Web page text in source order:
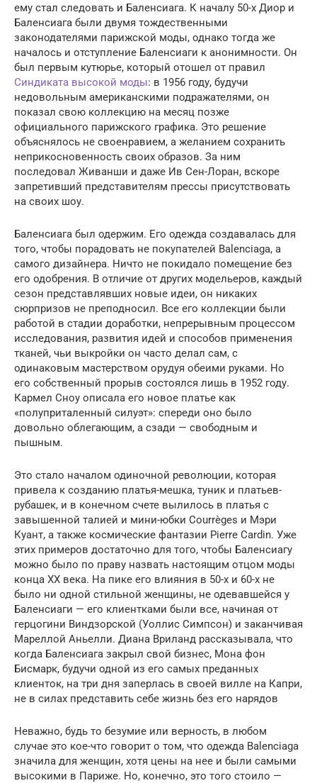
ему стал следовать и Баленсиага. К началу 50-х Диор и
Баленсиага были двумя тождественными
законодателями парижской моды, однако тогда же
началось и отступление Баленсиаги к анонимности. Он
был первым кутюрье, который отошел от правил
Синдиката высокой моды: в 1956 году, будучи
недовольным американскими подражателями, он
показал свою коллекцию на месяц позже
официального парижского графика. Это решение
объяснялось не своенравием, а желанием сохранить
неприкосновенность своих образов. За ним
последовал Живанши и даже Ив Сен-Лоран, вскоре
запретивший представителям прессы присутствовать
на своих шоу.
Баленсиага был одержим. Его одежда создавалась для
того, чтобы порадовать не покупателей Balenciaga, а
самого дизайнера. Ничто не покидало помещение без
его одобрения. В отличие от других модельеров, каждый
сезон представлявших новые идеи, он никаких
сюрпризов не преподносил. Все его коллекции были
работой в стадии доработки, непрерывным процессом
исследования, развития идей и способов применения
тканей, чьи выкройки он часто делал сам, с
одинаковым мастерством орудуя обеими руками. Но
его собственный прорыв состоялся лишь в 1952 году.
Кармел Сноу описала его новое платье как
«полуприталенный силуэт»: спереди оно было
довольно облегающим, а сзади — свободным и
пышным.
Это стало началом одиночной революции, которая
привела к созданию платья-мешка, туник и платьев-
рубашек, и в конечном счете вылилось в платья с
завышенной талией и мини-юбки Courrèges и Мэри
Куант, а также космические фантазии Pierre Cardin. Уже
этих примеров достаточно для того, чтобы Баленсиагу
можно было по праву назвать настоящим отцом моды
конца XX века. На пике его влияния в 50-х и 60-х не
было ни одной стильной женщины, не одевавшейся у
Баленсиаги — его клиентками были все, начиная от
герцогини Виндзорской (Уоллис Симпсон) и заканчивая
Мареллой Аньелли. Диана Вриланд рассказывала, что
когда Баленсиага закрыл свой бизнес, Мона фон
Бисмарк, будучи одной из его самых преданных
клиенток, на три дня заперлась в своей вилле на Капри,
не в силах представить себе жизнь без его нарядов
Неважно, будь то безумие или верность, в любом
случае это кое-что говорит о том, что одежда Balenciaga
значила для женщин, хотя цены на нее и были самыми
высокими в Париже. Но, конечно, это того стоило —